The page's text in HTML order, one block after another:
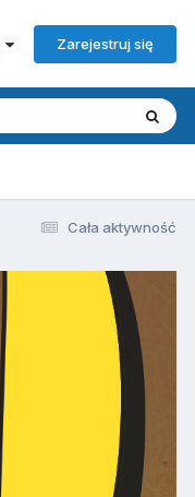
Zarejestruj się
Cała aktywność